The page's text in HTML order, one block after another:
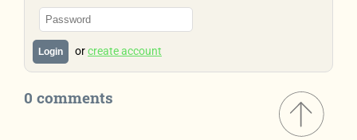
Login orcreate account
0 comments